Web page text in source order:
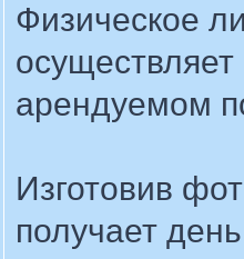
Физическое
арендуемом
Изготовив
получает